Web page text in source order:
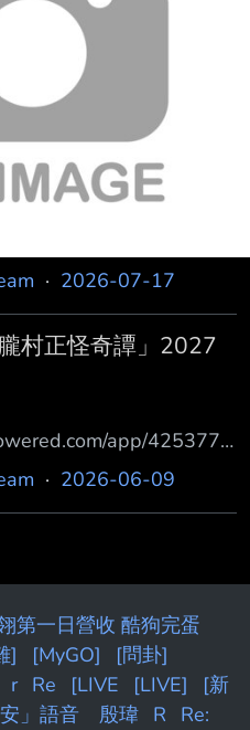
· 2026-07-17
村正怪奇譚」2027
app/4253770
watch?
經淬鍊，隆重登場！ 在
麗和風世界，精心打磨
具深度的全新 要素，
高的巔峰。 個性鮮明, 暢
· 2026-06-09
第一日營收 酷狗完蛋
] [MyGO]
[問卦]
r Re [LIVE [LIVE]
[新
安」語音 殷瑋 R
Re: